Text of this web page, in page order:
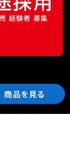
商品を見る